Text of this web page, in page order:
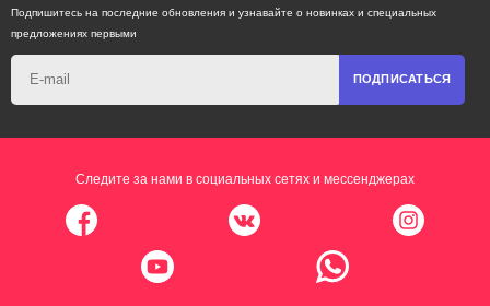
Подпишитесь на последние обновления и узнавайте о новинках и специальных
предложениях первыми
ПОДПИСАТЬСЯ
Следите за нами в социальных сетях и мессенджерах